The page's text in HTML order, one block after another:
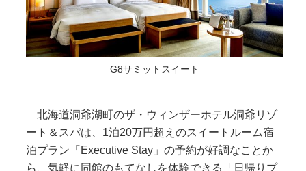
G8サミットスイート
北海道洞爺湖町のザ・ウィンザーホテル洞爺リゾ
ート＆スパは、1泊20万円超えのスイートルーム宿
泊プラン「Executive Stay」の予約が好調なことか
ら、気軽に同館のもてなしを体験できる「日帰りプ